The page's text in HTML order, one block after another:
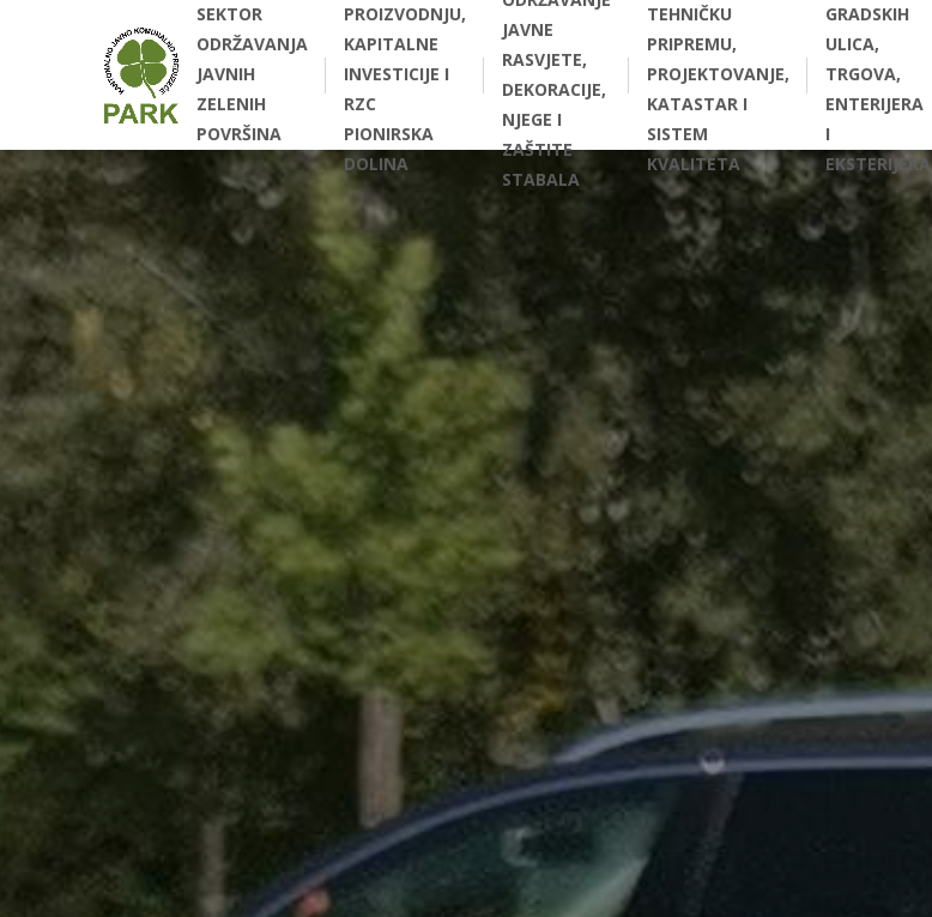
SEKTOR
ODRŽAVANJA
JAVNIH
ZELENIH
POVRŠINA
PROIZVODNJU,
KAPITALNE
INVESTICIJE I
RZC
PIONIRSKA
DOLINA
JAVNE
RASVJETE,
DEKORACIJE,
NJEGE I
ZAŠTITE
STABALA
TEHNIČKU
PRIPREMU,
PROJEKTOVANJE,
KATASTAR I
SISTEM
KVALITETA
GRADSKIH
ULICA,
TRGOVA,
ENTERIJERA
I
EKSTERIJERA